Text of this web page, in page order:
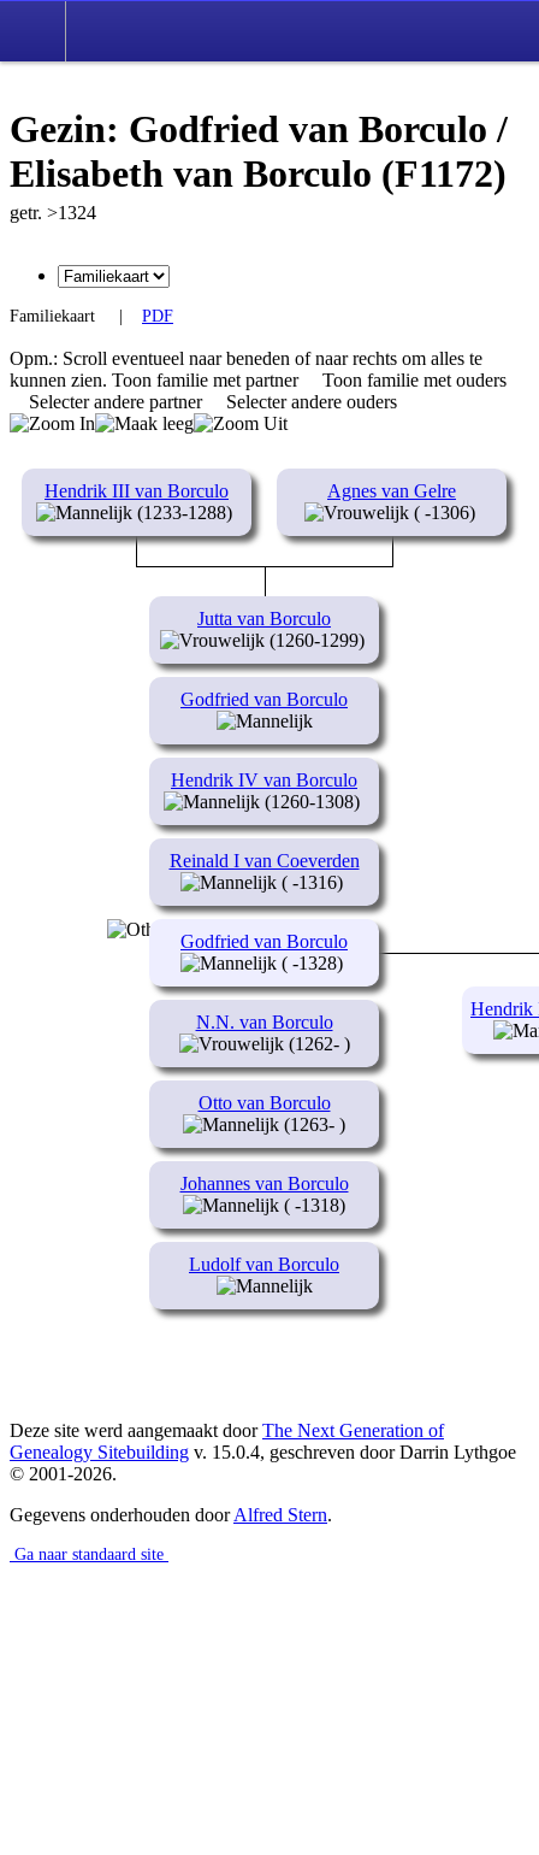
Gezin: Godfried van Borculo /
Elisabeth van Borculo (F1172)
getr. >1324
Familiekaart PDF
Opm.: Scroll eventueel naar beneden of naar rechts om alles te
kunnen zien. Toon familie met partner
Toon familie met ouders
Selecter andere partner
Selecter andere ouders
Hendrik III van Borculo
(1233-1288)
Agnes van Gelre
( -1306)
Jutta van Borculo
(1260-1299)
Godfried van Borculo
Hendrik IV van Borculo
(1260-1308)
Reinald I van Coeverden
( -1316)
N.N. van Borculo
(1262- )
Otto van Borculo
(1263- )
Johannes van Borculo
( -1318)
Ludolf van Borculo
Godfried van Borculo
( -1328)
Hendrik
Deze site werd aangemaakt doorThe Next Generation of
Genealogy Sitebuilding v. 15.0.4, geschreven door Darrin Lythgoe
© 2001-2026.
Gegevens onderhouden doorAlfred Stern.
Ga naar standaard site